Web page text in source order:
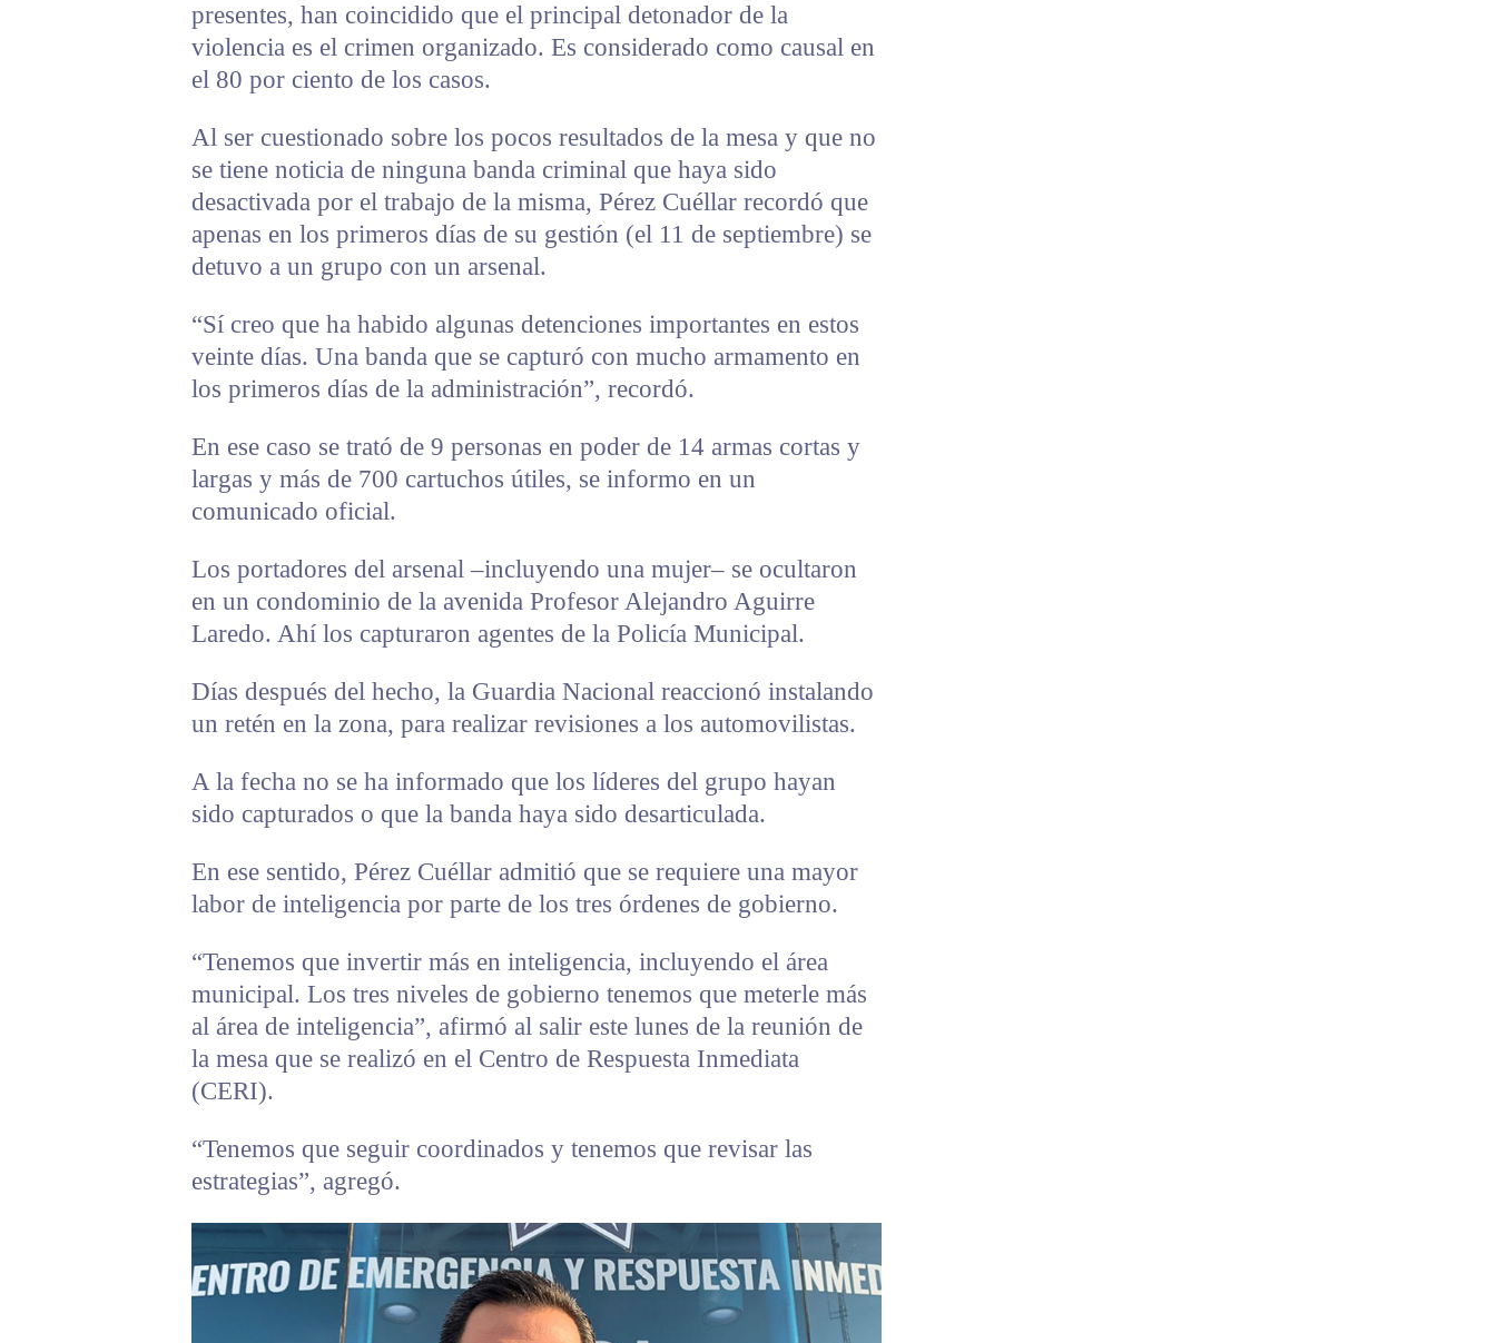
presentes, han coincidido que el principal detonador de la
violencia es el crimen organizado. Es considerado como causal en
el 80 por ciento de los casos.
Al ser cuestionado sobre los pocos resultados de la mesa y que no
se tiene noticia de ninguna banda criminal que haya sido
desactivada por el trabajo de la misma, Pérez Cuéllar recordó que
apenas en los primeros días de su gestión (el 11 de septiembre) se
detuvo a un grupo con un arsenal.
“Sí creo que ha habido algunas detenciones importantes en estos
veinte días. Una banda que se capturó con mucho armamento en
los primeros días de la administración”, recordó.
En ese caso se trató de 9 personas en poder de 14 armas cortas y
largas y más de 700 cartuchos útiles, se informo en un
comunicado oficial.
Los portadores del arsenal –incluyendo una mujer– se ocultaron
en un condominio de la avenida Profesor Alejandro Aguirre
Laredo. Ahí los capturaron agentes de la Policía Municipal.
Días después del hecho, la Guardia Nacional reaccionó instalando
un retén en la zona, para realizar revisiones a los automovilistas.
A la fecha no se ha informado que los líderes del grupo hayan
sido capturados o que la banda haya sido desarticulada.
En ese sentido, Pérez Cuéllar admitió que se requiere una mayor
labor de inteligencia por parte de los tres órdenes de gobierno.
“Tenemos que invertir más en inteligencia, incluyendo el área
municipal. Los tres niveles de gobierno tenemos que meterle más
al área de inteligencia”, afirmó al salir este lunes de la reunión de
la mesa que se realizó en el Centro de Respuesta Inmediata
(CERI).
“Tenemos que seguir coordinados y tenemos que revisar las
estrategias”, agregó.